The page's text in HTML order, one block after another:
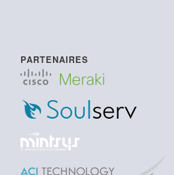
PARTENAIRES